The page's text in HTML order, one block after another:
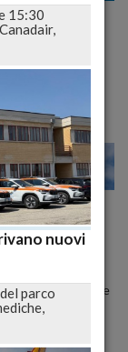
Accertate
20 26
di Finanza di
un'organizzazione
dell'autorità
15:30
nuovi
parco